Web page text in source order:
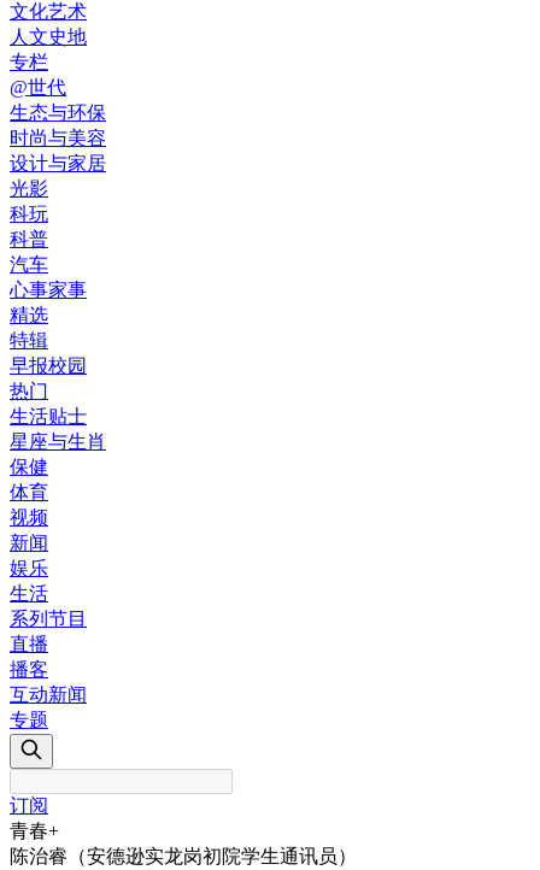
文化艺术
人文史地
专栏
@世代
生态与环保
时尚与美容
设计与家居
光影
科玩
科普
汽车
心事家事
精选
特辑
早报校园
热门
生活贴士
星座与生肖
保健
体育
视频
新闻
娱乐
生活
系列节目
直播
播客
互动新闻
专题
订阅
青春+
陈治睿（安德逊实龙岗初院学生通讯员）